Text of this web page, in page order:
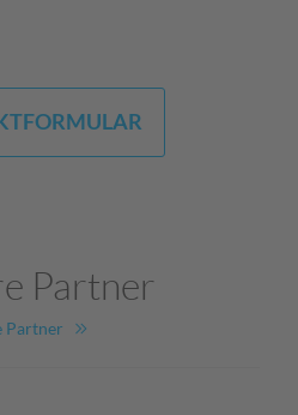
Partner
Partner